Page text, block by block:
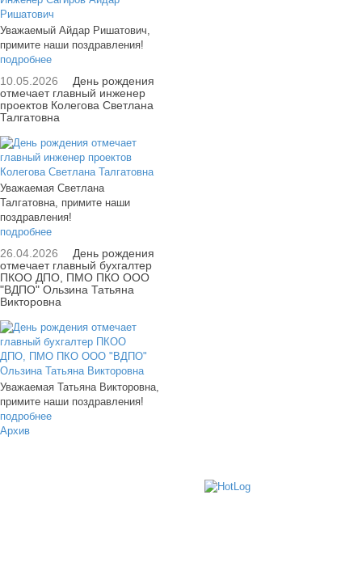
Уважаемый Айдар Ришатович,
примите наши поздравления!
подробнее
10.05.2026
День рождения
отмечает главный инженер
проектов Колегова Светлана
Талгатовна
Уважаемая Светлана
Талгатовна, примите наши
поздравления!
подробнее
26.04.2026
День рождения
отмечает главный бухгалтер
ПКОО ДПО, ПМО ПКО ООО
"ВДПО" Ользина Татьяна
Викторовна
Уважаемая Татьяна Викторовна,
примите наши поздравления!
подробнее
Архив